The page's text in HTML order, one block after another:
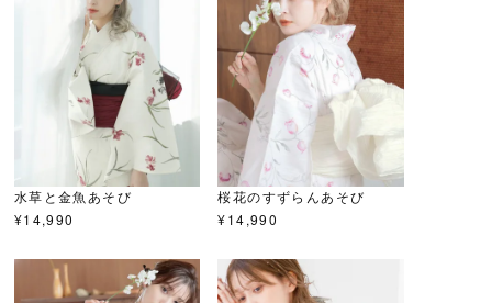
水草と金魚あそび
¥14,990
桜花のすずらんあそび
¥14,990